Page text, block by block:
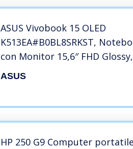
ASUS Vivobook 15 OLED
K513EA#B0BL8SRKST,
con Monitor 15,6″ FHD Glossy,
Intel Core 11ma generazione i7-
ASUS
HP 250 G9 Computer portatile